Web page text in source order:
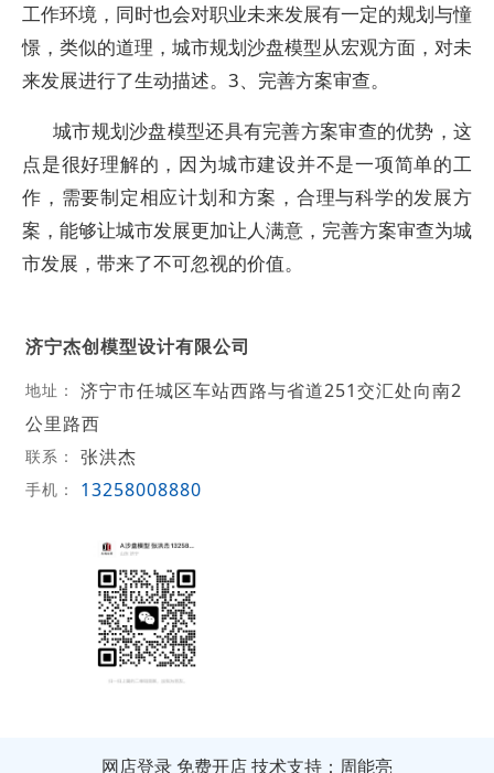
工作环境，同时也会对职业未来发展有一定的规划与憧
憬，类似的道理，城市规划沙盘模型从宏观方面，对未
来发展进行了生动描述。3、完善方案审查。
城市规划沙盘模型还具有完善方案审查的优势，这
点是很好理解的，因为城市建设并不是一项简单的工
作，需要制定相应计划和方案，合理与科学的发展方
案，能够让城市发展更加让人满意，完善方案审查为城
市发展，带来了不可忽视的价值。
济宁杰创模型设计有限公司
地址：
济宁市任城区车站西路与省道251交汇处向南2
公里路西
联系： 张洪杰
手机： 13258008880
网店登录 免费开店技术支持：周能亮